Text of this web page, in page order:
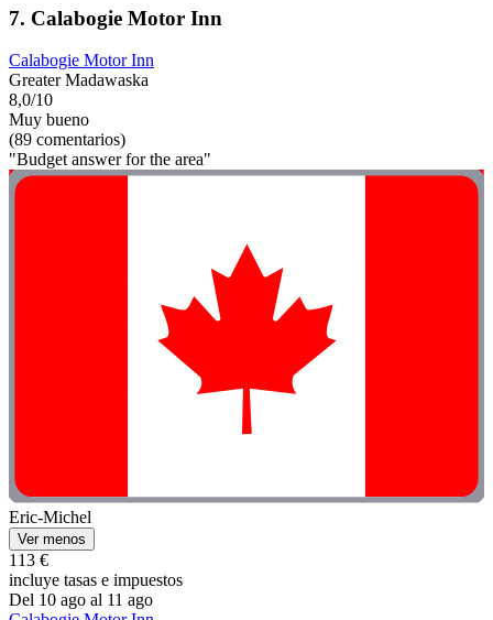
7. Calabogie Motor Inn
Calabogie Motor Inn
Greater Madawaska
8,0/10
Muy bueno
(89 comentarios)
"Budget answer for the area"
Eric-Michel
Ver menos
113 €
incluye tasas e impuestos
Del 10 ago al 11 ago